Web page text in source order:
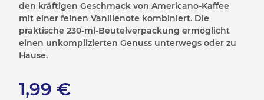
den kräftigen Geschmack von Americano-Kaffee
mit einer feinen Vanillenote kombiniert. Die
praktische 230-ml-Beutelverpackung ermöglicht
einen unkomplizierten Genuss unterwegs oder zu
Hause.
1,99 €